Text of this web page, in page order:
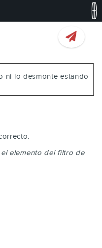
ni lo desmonte estando
elemento del filtro de